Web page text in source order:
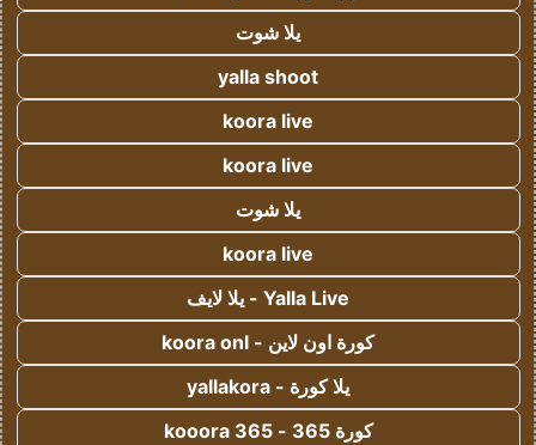
يلا شوت
yalla shoot
koora live
koora live
يلا شوت
koora live
Yalla Live - يلا لايف
كورة اون لاين - koora onl
يلا كورة - yallakora
كورة 365 - kooora 365